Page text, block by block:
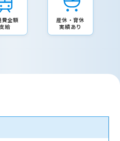
費全額
給
産休・育休
実績あり